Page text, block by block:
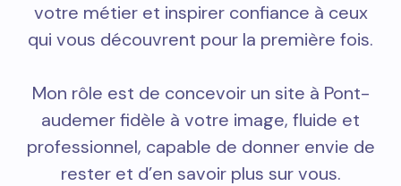
votre métier et inspirer confiance à ceux
qui vous découvrent pour la première fois.
Mon rôle est de concevoir un site à Pont-
audemer fidèle à votre image, fluide et
professionnel, capable de donner envie de
rester et d’en savoir plus sur vous.